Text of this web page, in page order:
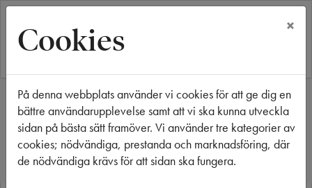
Start Våra fastigheter Borås Getängen 26
Getängen 26
Cookies ×
På denna webbplats använder vi cookies för att ge dig en
bättre användarupplevelse samt att vi ska kunna utveckla
sidan på bästa sätt framöver. Vi använder tre kategorier av
cookies; nödvändiga, prestanda och marknadsföring, där
de nödvändiga krävs för att sidan ska fungera.